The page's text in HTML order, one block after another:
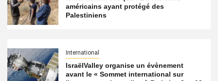
américains ayant protégé des
Palestiniens
International
IsraëlValley organise un évènement
avant le « Sommet international sur